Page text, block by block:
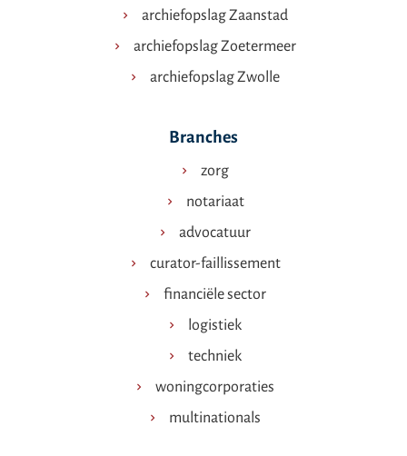
archiefopslag Zaanstad
archiefopslag Zoetermeer
archiefopslag Zwolle
Branches
zorg
notariaat
advocatuur
curator-faillissement
financiële sector
logistiek
techniek
woningcorporaties
multinationals